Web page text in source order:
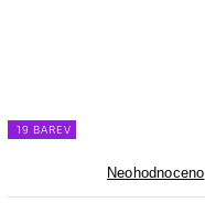
19 BAREV
Neohodnoceno